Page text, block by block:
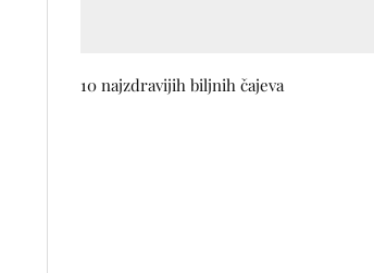
10 najzdravijih biljnih čajeva